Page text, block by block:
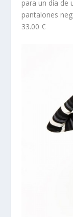
para un día de
pantalones
33.00 €